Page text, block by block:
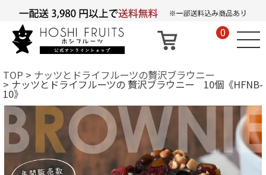
0
TOP ナッツとドライフルーツの贅沢ブラウニー
ナッツとドライフルーツの 贅沢ブラウニー 10個《HFNB-
10》